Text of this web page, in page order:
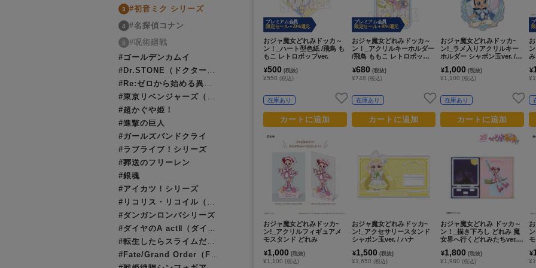
3 #初音ミク シリーズ
4 #名探偵コナン
5
#呪術廻戦
#ゴールデンカムイ
#Dr.STONE（ドクターストーン）
#Re:ゼロから始める異世界生活（リゼロ）
#東京リベンジャーズ（東リベ）
#超かぐや姫！
#進撃の巨人
#ガールズバンドクライ
#ラブライブ！シリーズ
#葬送のフリーレン
#銀魂
#アイカツ！シリーズ
#リコリス・リコイル（リコリコ）
#ダンガンロンパシリーズ
#ダイヤのA actⅡ（ダイヤのエース）
#転生したらスライムだった件（転スラ）
#Fate/Grand Order（FGO）
プレミアム会員
限定セール +70%還元
おジャ魔女どれみドッカ～
ン！_ハート型色紙 /飛鳥 も
もこ レトロポップver.
¥500 (税抜)
¥550(税込)
在庫あり
カートに追加
おジャ魔女どれみドッカ~
ン!_アクリルフィギュアメ
モスタンド どれみ
¥1,000 (税抜)
¥1,100(税込)
プレミアム会員
限定セール +70%還元
おジャ魔女どれみドッカ～
ン！_アクリルキーホルダー
/飛鳥 ももこ レトロポップv
¥680 (税抜)
¥748(税込)
在庫あり
カートに追加
おジャ魔女どれみドッカ~
ン!_アクセサリースタンド
シャボン玉ver. / ハナ
¥1,500 (税抜)
¥1,650(税込)
おジャ魔女どれみドッカ~
ン!_ラメ入りアクリルキー
ホルダー シャボン玉ver. /
¥1,000 (税抜)
¥1,100 (税込)
在庫あり
カートに追加
おジャ魔女どれみ ドッカ～
ン！_描き下ろし どれみ 魔
女界へ行くどれみたちver.
タンド
¥1,800 (税抜)
¥1,980 (税込)
み
¥
¥